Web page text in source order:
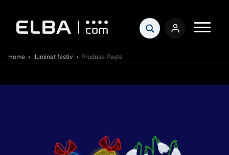
Home › Iluminat festiv › Produse Paște